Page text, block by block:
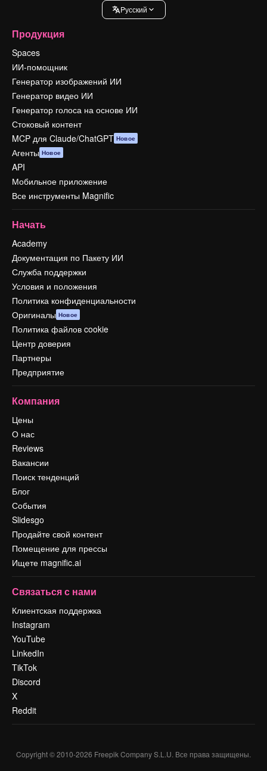
Pусский
Продукция
Spaces
ИИ-помощник
Генератор изображений ИИ
Генератор видео ИИ
Генератор голоса на основе ИИ
Стоковый контент
MCP для Claude/ChatGPT Новое
Агенты Новое
API
Мобильное приложение
Все инструменты Magnific
Начать
Academy
Документация по Пакету ИИ
Служба поддержки
Условия и положения
Политика конфиденциальности
Оригиналы Новое
Политика файлов cookie
Центр доверия
Партнеры
Предприятие
Компания
Цены
О нас
Reviews
Вакансии
Поиск тенденций
Блог
События
Slidesgo
Продайте свой контент
Помещение для прессы
Ищете magnific.ai
Связаться с нами
Клиентская поддержка
Instagram
YouTube
LinkedIn
TikTok
Discord
X
Reddit
Copyright © 2010-2026 Freepik Company S.L.U. Все права защищены.